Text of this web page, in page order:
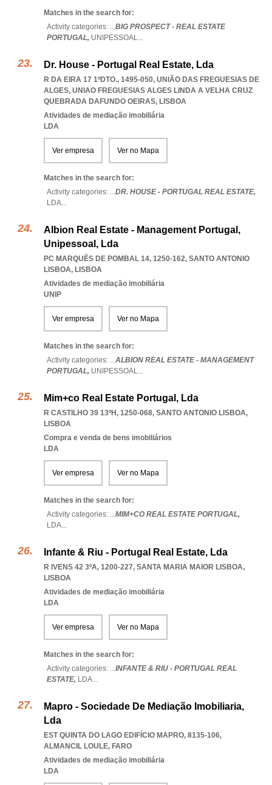
Matches in the search for:
Activity categories: ...BIG PROSPECT - REAL ESTATE
PORTUGAL, UNIPESSOAL...
Dr. House - Portugal Real Estate, Lda
R DA EIRA 17 1ºDTO., 1495-050, UNIÃO DAS FREGUESIAS DE
ALGES, UNIAO FREGUESIAS ALGES LINDA A VELHA CRUZ
QUEBRADA DAFUNDO OEIRAS, LISBOA
Atividades de mediação imobiliária
LDA
Ver empresa Ver no Mapa
Matches in the search for:
Activity categories: ...DR. HOUSE - PORTUGAL REAL ESTATE,
LDA...
Albion Real Estate - Management Portugal,
Unipessoal, Lda
PC MARQUÊS DE POMBAL 14, 1250-162, SANTO ANTONIO
LISBOA, LISBOA
Atividades de mediação imobiliária
UNIP
Ver empresa Ver no Mapa
Matches in the search for:
Activity categories: ...ALBION REAL ESTATE - MANAGEMENT
PORTUGAL, UNIPESSOAL...
Mim+co Real Estate Portugal, Lda
R CASTILHO 39 13ºH, 1250-068, SANTO ANTONIO LISBOA,
LISBOA
Compra e venda de bens imobiliários
LDA
Ver empresa Ver no Mapa
Matches in the search for:
Activity categories: ...MIM+CO REAL ESTATE PORTUGAL,
LDA...
Infante & Riu - Portugal Real Estate, Lda
R IVENS 42 3ºA, 1200-227, SANTA MARIA MAIOR LISBOA,
LISBOA
Atividades de mediação imobiliária
LDA
Ver empresa Ver no Mapa
Matches in the search for:
Activity categories: ...INFANTE & RIU - PORTUGAL REAL
ESTATE, LDA...
Mapro - Sociedade De Mediação Imobiliaria,
Lda
EST QUINTA DO LAGO EDIFÍCIO MAPRO, 8135-106,
ALMANCIL LOULE, FARO
Atividades de mediação imobiliária
LDA